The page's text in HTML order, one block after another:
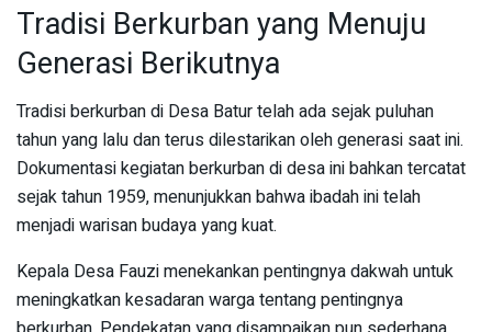
Tradisi Berkurban yang Menuju
Generasi Berikutnya
Tradisi berkurban di Desa Batur telah ada sejak puluhan
tahun yang lalu dan terus dilestarikan oleh generasi saat ini.
Dokumentasi kegiatan berkurban di desa ini bahkan tercatat
sejak tahun 1959, menunjukkan bahwa ibadah ini telah
menjadi warisan budaya yang kuat.
Kepala Desa Fauzi menekankan pentingnya dakwah untuk
meningkatkan kesadaran warga tentang pentingnya